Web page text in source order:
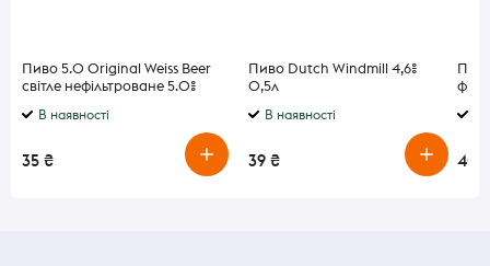
Пиво 5.0 Original Weiss Beer
світле нефільтроване 5.0%
В наявності
35 ₴
Пиво Dutch Windmill 4,6%
0,5л
В наявності
39 ₴ 40